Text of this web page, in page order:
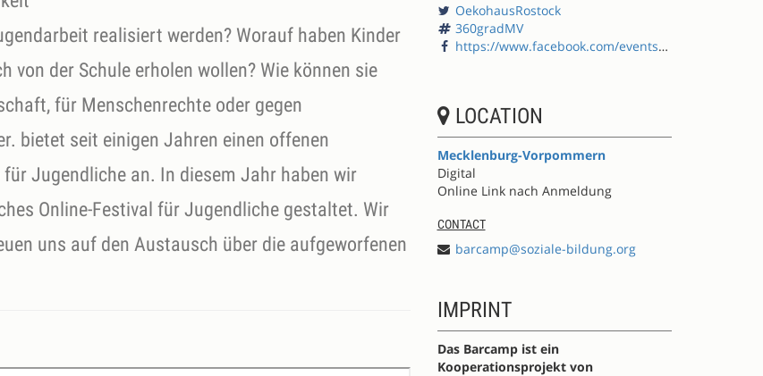
realisiert werden? Worauf haben Kinder
von der Schule erholen wollen? Wie können sie
für Menschenrechte oder gegen
bietet seit einigen Jahren einen offenen
Jugendliche an. In diesem Jahr haben wir
Online-Festival für Jugendliche gestaltet. Wir
uns auf den Austausch über die aufgeworfenen
OekohausRostock
360gradMV
https://www.facebook.com/events/301277644465052/
LOCATION
Mecklenburg-Vorpommern
Digital
Online Link nach Anmeldung
CONTACT
barcamp@soziale-bildung.org
IMPRINT
Das Barcamp ist ein
Kooperationsprojekt von